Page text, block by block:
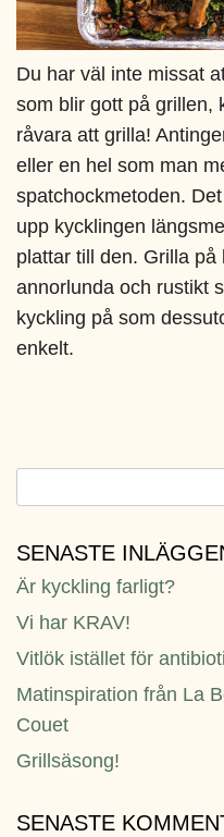
Du har väl inte missat
som blir gott på grillen,
råvara att grilla!
eller en hel som man
spatchockmetoden.
upp kycklingen
plattar till den. Grilla
annorlunda och rustikt
kyckling på som
enkelt.
efter:
SENASTE
Är kyckling farligt?
Vi har KRAV!
Vitlök istället för
Matinspiration från La
Couet
Grillsäsong!
SENASTE